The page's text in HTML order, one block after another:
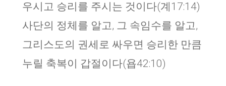
우시고 승리를 주시는 것이다(계17:14)
사단의 정체를 알고, 그 속임수를 알고,
그리스도의 권세로 싸우면 승리한 만큼
누릴 축복이 갑절이다(욥42:10)